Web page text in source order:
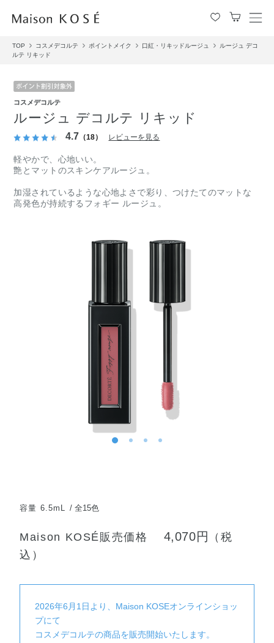
メ
ュ
TOP コスメデコルテ ポイントメイク 口紅・リキッドルージュ
ルージュ デコ
ルテ リキッド
コスメデコルテ
ルージュ デコルテ リキッド
4.7 （18） レビューを見る
軽やかで、心地いい。
艶とマットのスキンケアルージュ。
加湿されているような心地よさで彩り、つけたてのマットな
高発色が持続するフォギー ルージュ。
容量 6.5mL 全15色
Maison KOSÉ販売価格 4,070円
（税
込）
2026年6月1日より、Maison KOSEオンラインショッ
プにて
コスメデコルテの商品を販売開始いたします。